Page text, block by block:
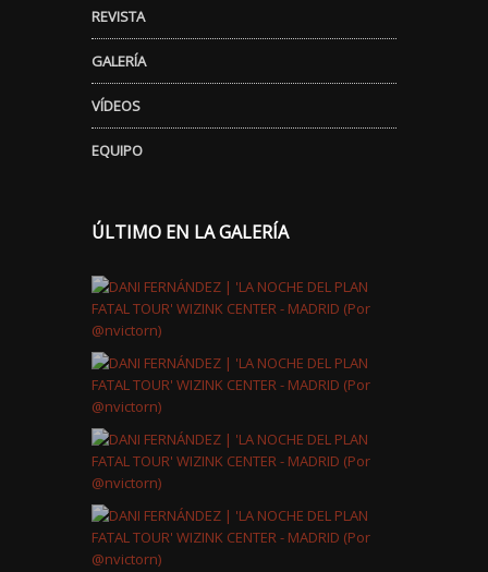
REVISTA
GALERÍA
VÍDEOS
EQUIPO
ÚLTIMO EN LA GALERÍA